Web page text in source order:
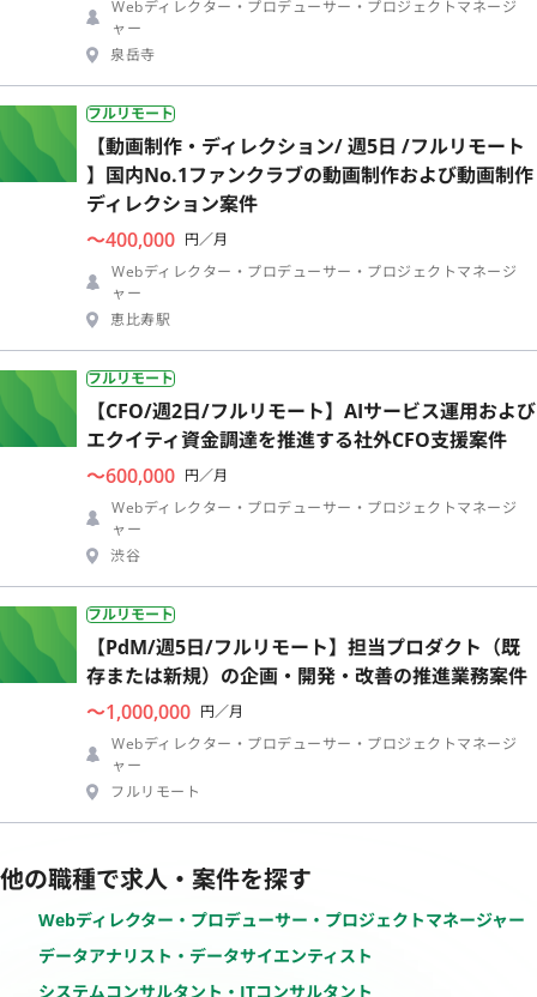
Webディレクター・プロデューサー・プロジェクトマネージ
ャー
泉岳寺
フルリモート
【動画制作・ディレクション/ 週5日 /フルリモート
】国内No.1ファンクラブの動画制作および動画制作
ディレクション案件
〜400,000 円／月
Webディレクター・プロデューサー・プロジェクトマネージ
ャー
恵比寿駅
フルリモート
【CFO/週2日/フルリモート】AIサービス運用および
エクイティ資金調達を推進する社外CFO支援案件
〜600,000 円／月
Webディレクター・プロデューサー・プロジェクトマネージ
ャー
渋谷
フルリモート
【PdM/週5日/フルリモート】担当プロダクト（既
存または新規）の企画・開発・改善の推進業務案件
〜1,000,000 円／月
Webディレクター・プロデューサー・プロジェクトマネージ
ャー
フルリモート
他の職種で求人・案件を探す
Webディレクター・プロデューサー・プロジェクトマネージャー
データアナリスト・データサイエンティスト
システムコンサルタント・ITコンサルタント